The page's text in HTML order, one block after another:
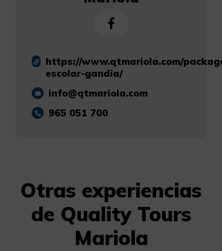
https://www.qtmariola.com/
escolar-gandia/
info@qtmariola.com
965 051 700
Otras experiencias
de Quality Tours
Mariola